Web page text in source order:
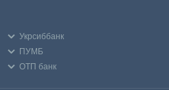
Укрсиббанк
ПУМБ
ОТП банк